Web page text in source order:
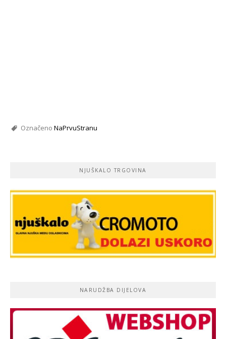
Označeno NaPrvuStranu
NJUŠKALO TRGOVINA
NARUDŽBA DIJELOVA